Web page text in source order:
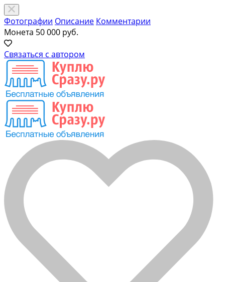
Фотографии Описание Комментарии
Монета 50 000 руб.
Связаться с автором